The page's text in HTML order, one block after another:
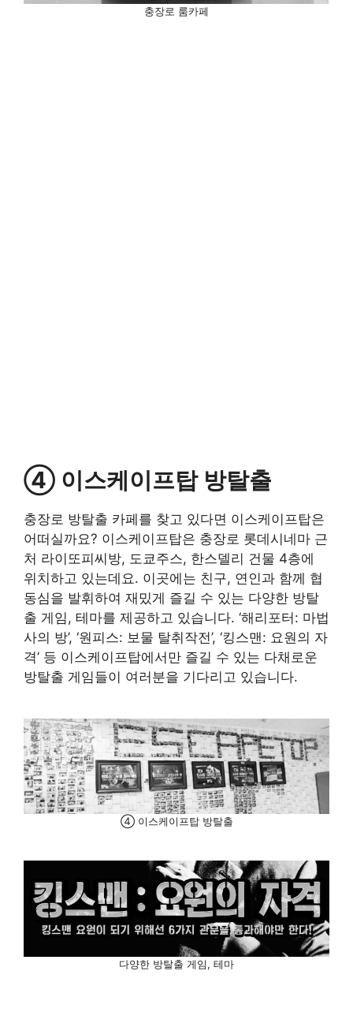
충장로 룸카페
④ 이스케이프탑 방탈출
충장로 방탈출 카페를 찾고 있다면 이스케이프탑은
어떠실까요? 이스케이프탑은 충장로 롯데시네마 근
처 라이또피씨방, 도쿄주스, 한스델리 건물 4층에
위치하고 있는데요. 이곳에는 친구, 연인과 함께 협
동심을 발휘하여 재밌게 즐길 수 있는 다양한 방탈
출 게임, 테마를 제공하고 있습니다. ‘해리포터: 마법
사의 방’, ‘원피스: 보물 탈취작전’, ‘킹스맨: 요원의 자
격’ 등 이스케이프탑에서만 즐길 수 있는 다채로운
방탈출 게임들이 여러분을 기다리고 있습니다.
④ 이스케이프탑 방탈출
다양한 방탈출 게임, 테마